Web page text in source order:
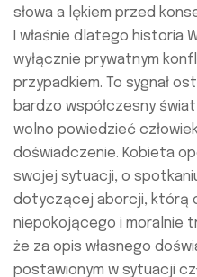
słowa a lękiem przed
I właśnie dlatego historia
wyłącznie prywatnym
przypadkiem. To sygnał
bardzo współczesny
wolno powiedzieć
doświadczenie. Kobieta
swojej sytuacji, o
dotyczącej aborcji, którą
niepokojącego i moralnie
że za opis własnego
postawionym w sytuacji